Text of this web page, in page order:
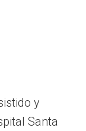
y
Santa